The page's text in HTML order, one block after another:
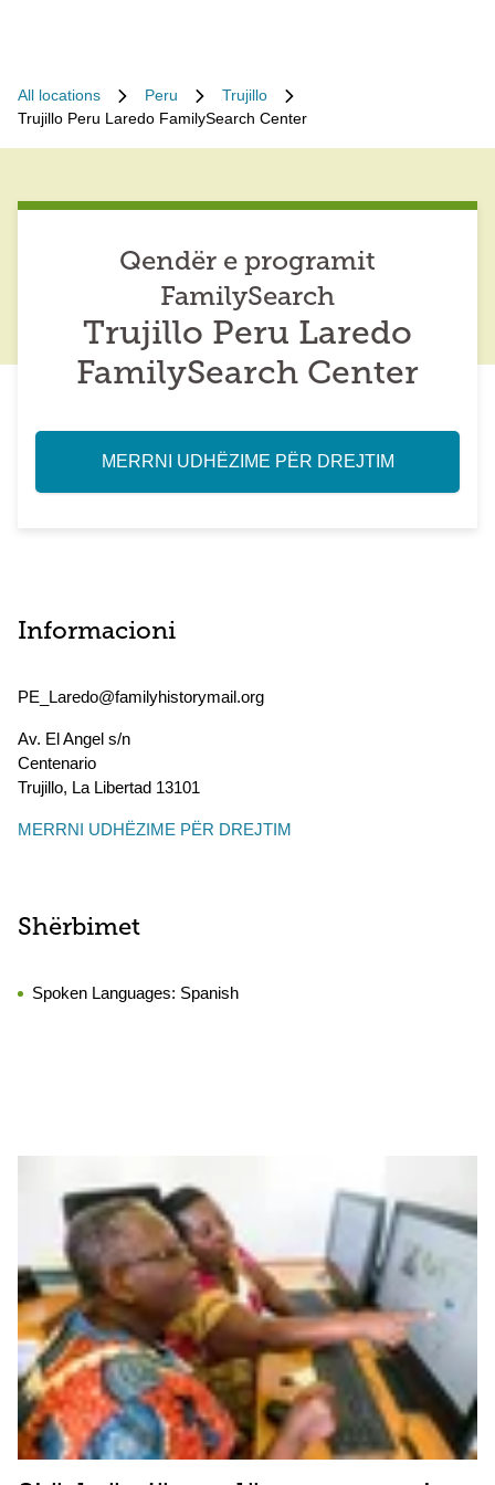
All locations Peru
Trujillo
Trujillo Peru Laredo FamilySearch Center
Qendër e programit
FamilySearch
Trujillo Peru Laredo
FamilySearch Center
MERRNI UDHËZIME PËR DREJTIM
Informacioni
PE_Laredo@familyhistorymail.org
Av. El Angel s/n
Centenario
Trujillo, La Libertad 13101
MERRNI UDHËZIME PËR DREJTIM
Shërbimet
Spoken Languages: Spanish